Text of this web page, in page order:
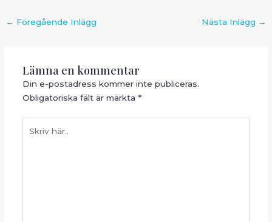
Inläggsnavigering
← Föregående Inlägg Nästa Inlägg →
Lämna en kommentar
Din e-postadress kommer inte publiceras.
Obligatoriska fält är märkta *